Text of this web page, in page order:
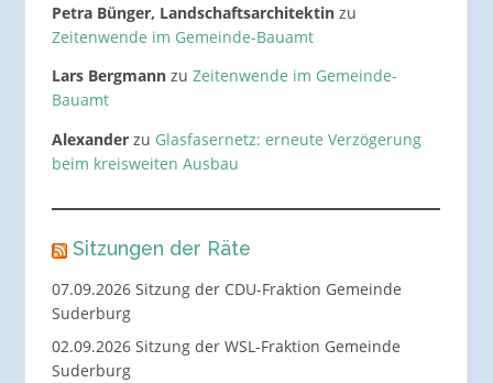
Petra Bünger, Landschaftsarchitektinzu
Zeitenwende im Gemeinde-Bauamt
Lars Bergmannzu Zeitenwende im Gemeinde-
Bauamt
Alexanderzu Glasfasernetz: erneute Verzögerung
beim kreisweiten Ausbau
Sitzungen der Räte
07.09.2026 Sitzung der CDU-Fraktion Gemeinde
Suderburg
02.09.2026 Sitzung der WSL-Fraktion Gemeinde
Suderburg